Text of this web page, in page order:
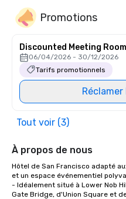
Promotions
Discounted Meeting
06/04/2026 - 30/12/2026
Tarifs promotionnels
Tout voir (3)
À propos de nous
Hôtel de San Francisco adapté
et un espace événementiel
- Idéalement situé à Lower Nob
Gate Bridge, d'Union Square et